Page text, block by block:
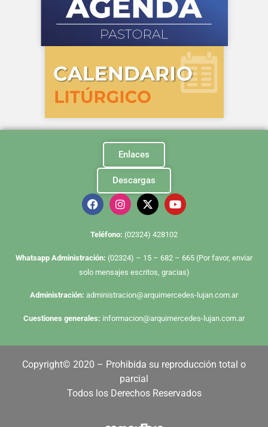
Enlaces
Descargas
Te léfono: (02324) 428102
Whatsapp Administración: (02324) – 15 – 682 – 665 (Por favor, enviar
solo mensajes escritos, gracias)
Administración: administracion@arquimercedes-lujan.com.ar
Cuestiones generales: informacion@arquimercedes-lujan.com.ar
Copyright© 2020 – Prohibida su reproducción total o
parcial
Todos los Derechos Reservados